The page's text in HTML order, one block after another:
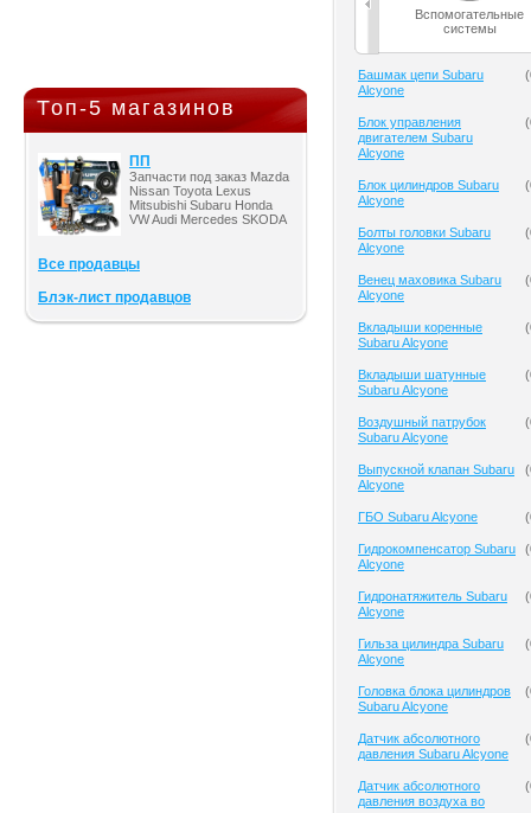
Топ-5 магазинов
ПП
Запчасти под заказ Mazda
Nissan Toyota Lexus
Mitsubishi Subaru Honda
VW Audi Mercedes SKODA
Все продавцы
Блэк-лист продавцов
Вспомогательные
системы
Башмак цепи Subaru
Alcyone
(
Блок управления
двигателем Subaru
Alcyone
(
Блок цилиндров Subaru
Alcyone
(
Болты головки Subaru
Alcyone
(
Венец маховика Subaru
Alcyone
(
Вкладыши коренные
Subaru Alcyone
(
Вкладыши шатунные
Subaru Alcyone
(
Воздушный патрубок
Subaru Alcyone
(
Выпускной клапан Subaru
Alcyone
(
ГБО Subaru Alcyone (
Гидрокомпенсатор Subaru
Alcyone
(
Гидронатяжитель Subaru
Alcyone
(
Гильза цилиндра Subaru
Alcyone
(
Головка блока цилиндров
Subaru Alcyone
(
Датчик абсолютного
давления Subaru Alcyone
(
Датчик абсолютного
давления воздуха во
(